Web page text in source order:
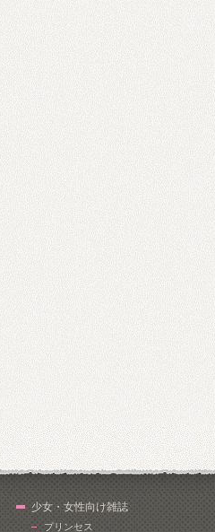
少女・女性向け雑誌
プリンセス